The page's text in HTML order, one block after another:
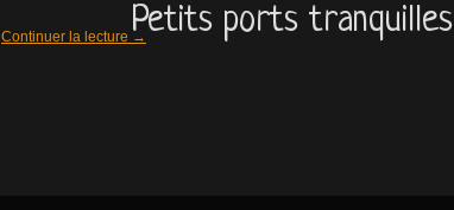
Petits ports tranquilles
Continuer la lecture →